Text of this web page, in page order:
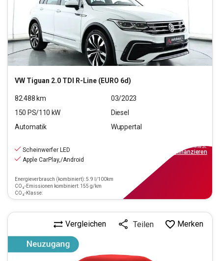
VW Tiguan 2.0 TDI R-Line (EURO 6d)
82.488 km
03/2023
150 PS/110 kW
Diesel
Automatik
Wuppertal
Scheinwerfer LED
Apple CarPlay,/Android
Energieverbrauch (kombiniert): 5.9 l/100km
CO₂-Emissionen kombiniert: 155 g/km
CO₂-Klasse:
inkl.MwSt.
finanzieren
Vergleichen Teilen Merken